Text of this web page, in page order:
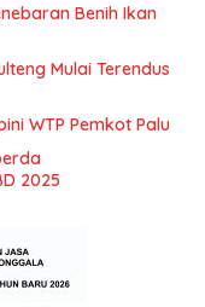
Benih Ikan
Mulai Terendus
WTP Pemkot Palu
2025